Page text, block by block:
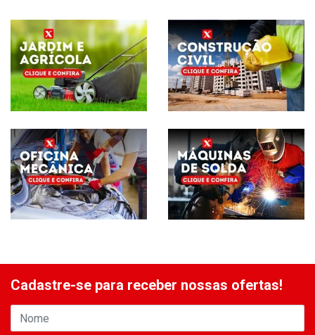
Cadastre-se para receber nossas ofertas!